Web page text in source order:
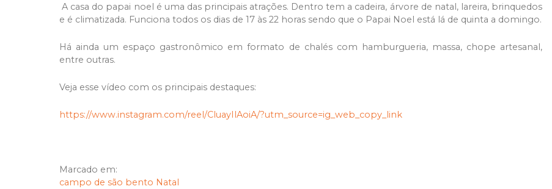
A casa do papai noel é uma das principais atrações. Dentro tem a cadeira, árvore de natal, lareira, brinquedos
e é climatizada. Funciona todos os dias de 17 às 22 horas sendo que o Papai Noel está lá de quinta a domingo.
Há ainda um espaço gastronômico em formato de chalés com hamburgueria, massa, chope artesanal,
entre outras.
Veja esse vídeo com os principais destaques:
https://www.instagram.com/reel/CluayIlAoiA/?utm_source=ig_web_copy_link
Marcado em:
campo de são bento Natal